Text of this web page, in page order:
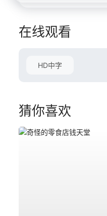
在线观看
HD中字
猜你喜欢